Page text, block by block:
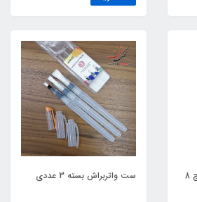
ماژیک اکریلیک پوسکا سر کج 8
ست واتربراش بسته 3 عددی